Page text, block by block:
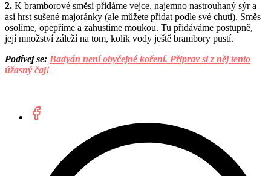
2. K bramborové směsi přidáme vejce, najemno nastrouhaný sýr a
asi hrst sušené majoránky (ale můžete přidat podle své chuti). Směs
osolíme, opepříme a zahustíme moukou. Tu přidáváme postupně,
její množství záleží na tom, kolik vody ještě brambory pustí.
Podívej se: Badyán není obyčejné koření. Připrav si z něj tento
úžasný čaj!